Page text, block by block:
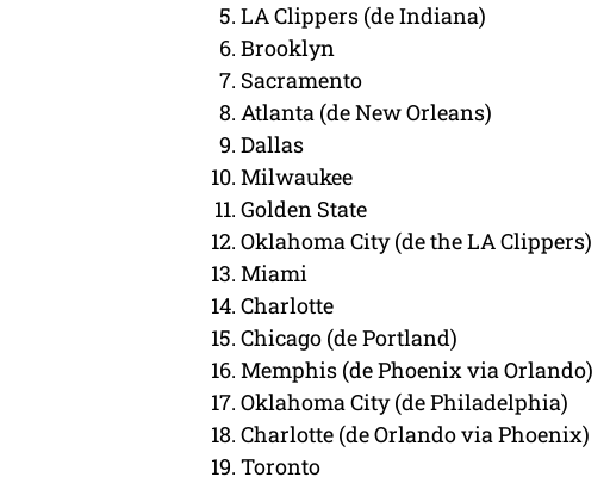
LA Clippers (de Indiana)
Brooklyn
Sacramento
Atlanta (de New Orleans)
Dallas
Milwaukee
Golden State
Oklahoma City (de the LA Clippers)
Miami
Charlotte
Chicago (de Portland)
Memphis (de Phoenix via Orlando)
Oklahoma City (de Philadelphia)
Charlotte (de Orlando via Phoenix)
Toronto